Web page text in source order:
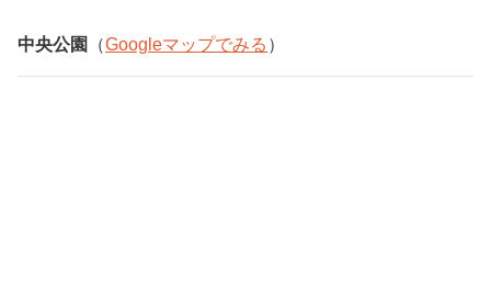
中央公園 （Googleマップでみる ）